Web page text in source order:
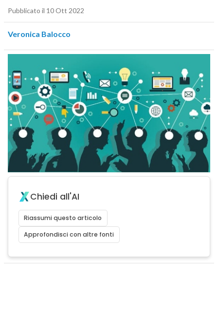
Pubblicato il 10 Ott 2022
Veronica Balocco
Chiedi all'AI
Riassumi questo articolo
Approfondisci con altre fonti